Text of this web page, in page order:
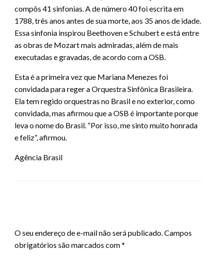
compôs 41 sinfonias. A de número 40 foi escrita em
1788, três anos antes de sua morte, aos 35 anos de idade.
Essa sinfonia inspirou Beethoven e Schubert e está entre
as obras de Mozart mais admiradas, além de mais
executadas e gravadas, de acordo com a OSB.
Esta é a primeira vez que Mariana Menezes foi
convidada para reger a Orquestra Sinfônica Brasileira.
Ela tem regido orquestras no Brasil e no exterior, como
convidada, mas afirmou que a OSB é importante porque
leva o nome do Brasil. “Por isso, me sinto muito honrada
e feliz”, afirmou.
Agência Brasil
O seu endereço de e-mail não será publicado.Campos
obrigatórios são marcados com*